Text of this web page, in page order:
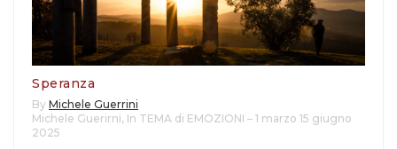
Speranza
By Michele Guerrini
Michele Guerirni, In TEMA di EMOZIONI – 1 marzo 15 giugno
2025